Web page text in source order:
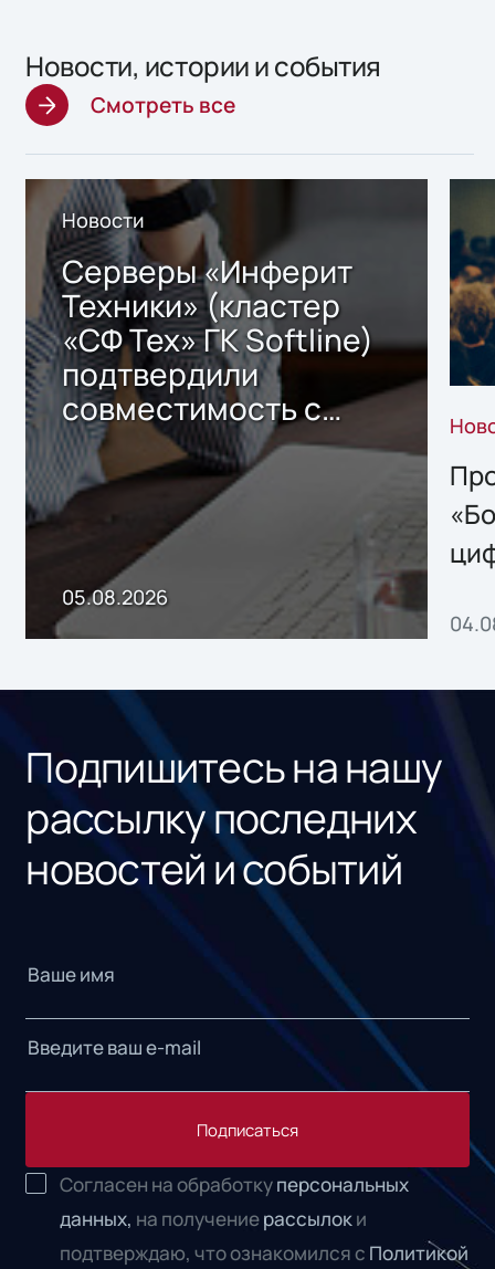
Новости, истории и события
Смотреть все
Новости
Серверы «Инферит
Техники» (кластер
«СФ Тех» ГК Softline)
подтвердили
совместимость с
решением Sharx
Storage 2.x для
хранения данных
05.08.2026
Подпишитесь на нашу
рассылку последних
новостей и событий
Подписаться
Согласен на обработкуперсональных
данных, на получениерассылоки
подтверждаю, что ознакомился с Политикой